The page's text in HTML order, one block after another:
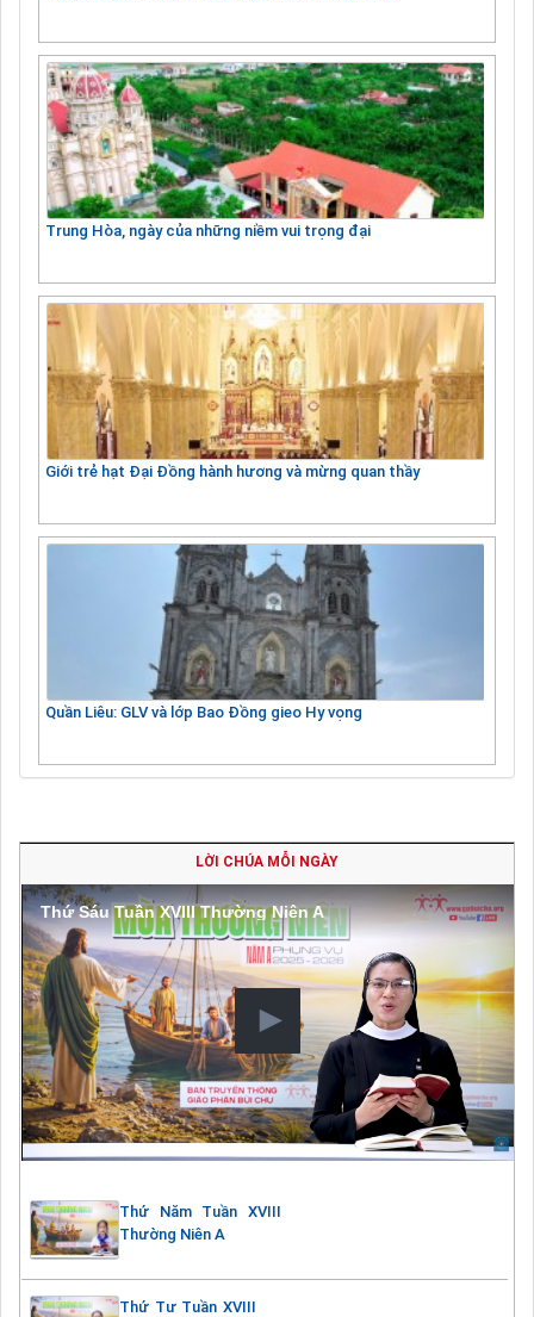
Trung Hòa, ngày của những niềm vui trọng đại
Giới trẻ hạt Đại Đồng hành hương và mừng quan thầy
Quần Liêu: GLV và lớp Bao Đồng gieo Hy vọng
LỜI CHÚA MỖI NGÀY
Thứ Sáu Tuần XVIII Thường Niên A
Thứ Năm Tuần XVIII
Thường Niên A
Thứ Tư Tuần XVIII